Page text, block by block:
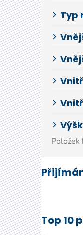
Typ
Položek
Top 10